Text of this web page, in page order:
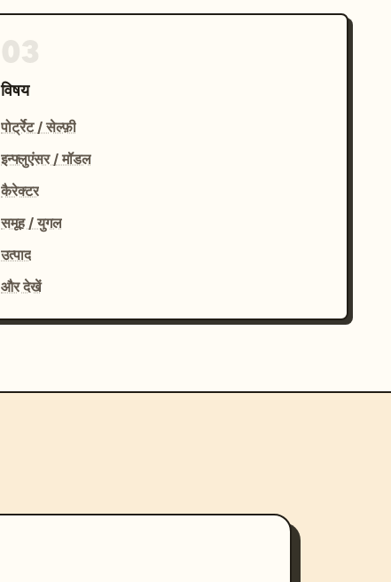
विषय
पोर्ट्रेट / सेल्फ़ी
इन्फ्लुएंसर / मॉडल
कैरेक्टर
समूह / युगल
उत्पाद
और देखें